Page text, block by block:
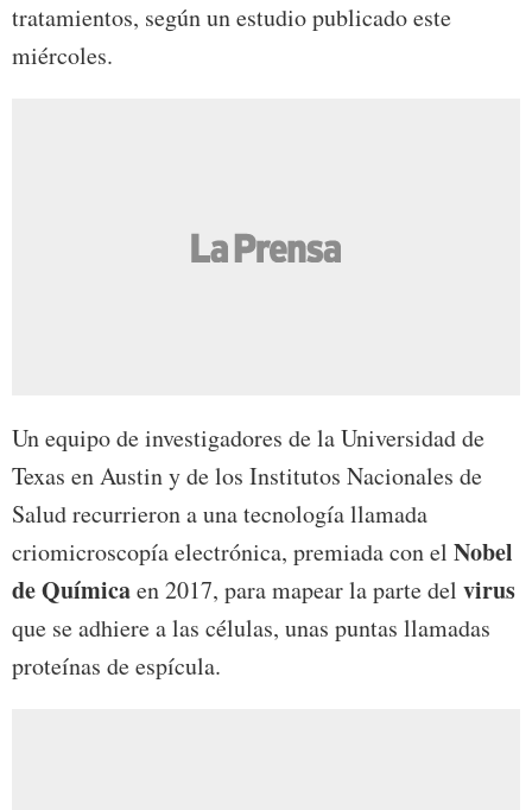
tratamientos, según un estudio publicado este
miércoles.
Un equipo de investigadores de la Universidad de
Texas en Austin y de los Institutos Nacionales de
Salud recurrieron a una tecnología llamada
criomicroscopía electrónica, premiada con el Nobel
de Químicaen 2017, para mapear la parte del virus
que se adhiere a las células, unas puntas llamadas
proteínas de espícula.